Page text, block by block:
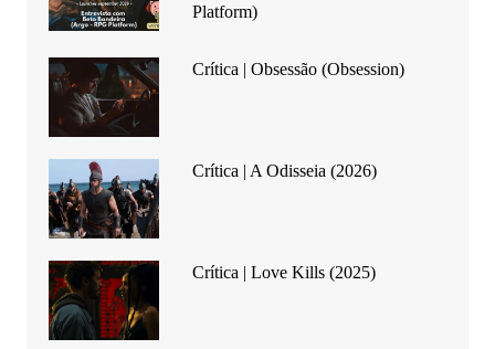
Platform)
Crítica | Obsessão (Obsession)
Crítica | A Odisseia (2026)
Crítica | Love Kills (2025)